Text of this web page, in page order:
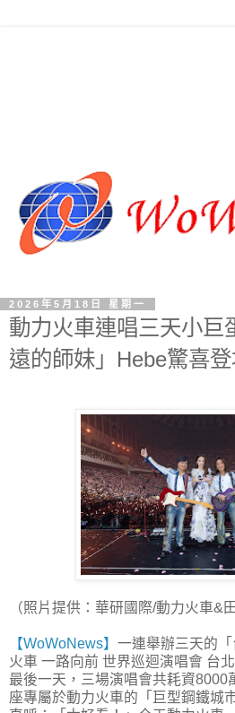
2026年5月18日 星期一
動力火車連唱三天小巨
遠的師妹」Hebe驚喜
（照片提供：華研國際/動力火車&
【WoWoNews】 一連舉辦三天的
火車 一路向前 世界巡迴演唱會 台
最後一天，三場演唱會共耗資8000
座專屬於動力火車的「巨型鋼鐵城